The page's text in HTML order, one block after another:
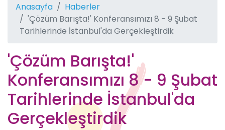
Anasayfa
Haberler
'Çözüm Barışta!' Konferansımızı 8 - 9 Şubat
Tarihlerinde İstanbul'da Gerçekleştirdik
'Çözüm Barışta!'
Konferansımızı 8 - 9 Şubat
Tarihlerinde İstanbul'da
Gerçekleştirdik